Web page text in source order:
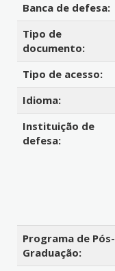
Banca de defesa:
Tipo de
documento:
Tipo de acesso:
Idioma:
Instituição de
defesa:
Programa de Pós-
Graduação: